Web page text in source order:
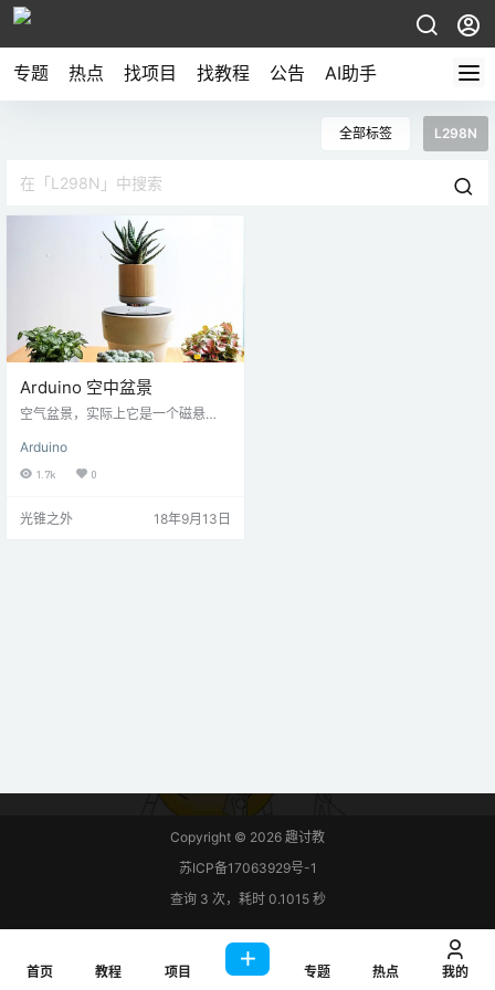
专题 热点 找项目 找教程 公告 AI助手
全部标签 L298N
Arduino 空中盆景
空气盆景，实际上它是一个磁悬
悬浮的教程，所有这些教程都是从
上面悬挂一个物体，这个物体是由
明。 看看我下面的步骤，用Arduino
Arduino
1.7k 0
光锥之外 18年9月13日
Copyright © 2026 趣讨教
苏ICP备17063929号-1
查询 3 次，耗时 0.1015 秒
首页 教程 项目 专题 热点 我的